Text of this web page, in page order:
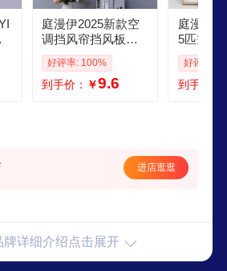
庭漫伊2025新款空
调挡风帘挡风板月
子遮挡风帘防尘罩
套格力美的专用纱
帘 清雅白 宽度37长
好评率: 100%
到手价： ￥9.6
庭漫伊
5匹空调
套挂机
专用罩
饰白色
好评率:
到手价：
进店逛逛
牌详细介绍点击展开